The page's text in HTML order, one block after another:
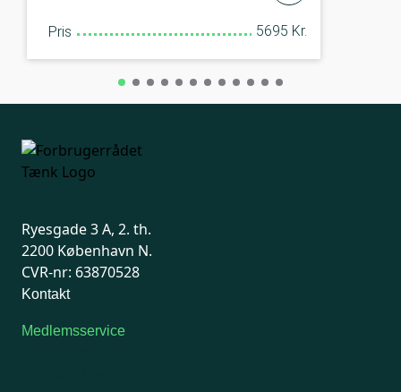
Pris 5695 Kr.
Ryesgade 3 A, 2. th.
2200 København N.
CVR-nr: 63870528
Kontakt
Medlemsservice